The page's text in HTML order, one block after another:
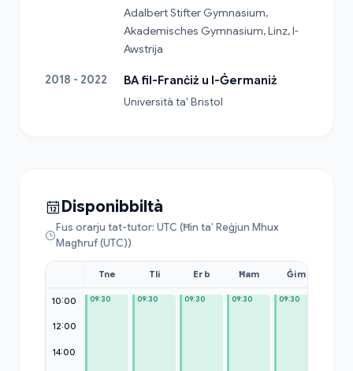
Adalbert Stifter Gymnasium,
Akademisches Gymnasium, Linz, l-
Awstrija
2018 - 2022
BA fil-Franċiż u l-Ġermaniż
Università ta' Bristol
Disponibbiltà
Fus orarju tat-tutor: UTC (Ħin ta’ Reġjun Mhux
Magħruf (UTC))
10:00
12:00
14:00
Tne
09:30
Tli
09:30
Erb
09:30
Ħam
09:30
Ġim
09:30